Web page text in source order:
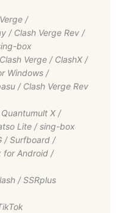
/
/ Clash Verge Rev/
box
Clash Verge/ ClashX/
Windows/
/ Clash Verge Rev
Quantumult X/
Lite/sing-box
/Surfboard/
for Android/
/SSRplus